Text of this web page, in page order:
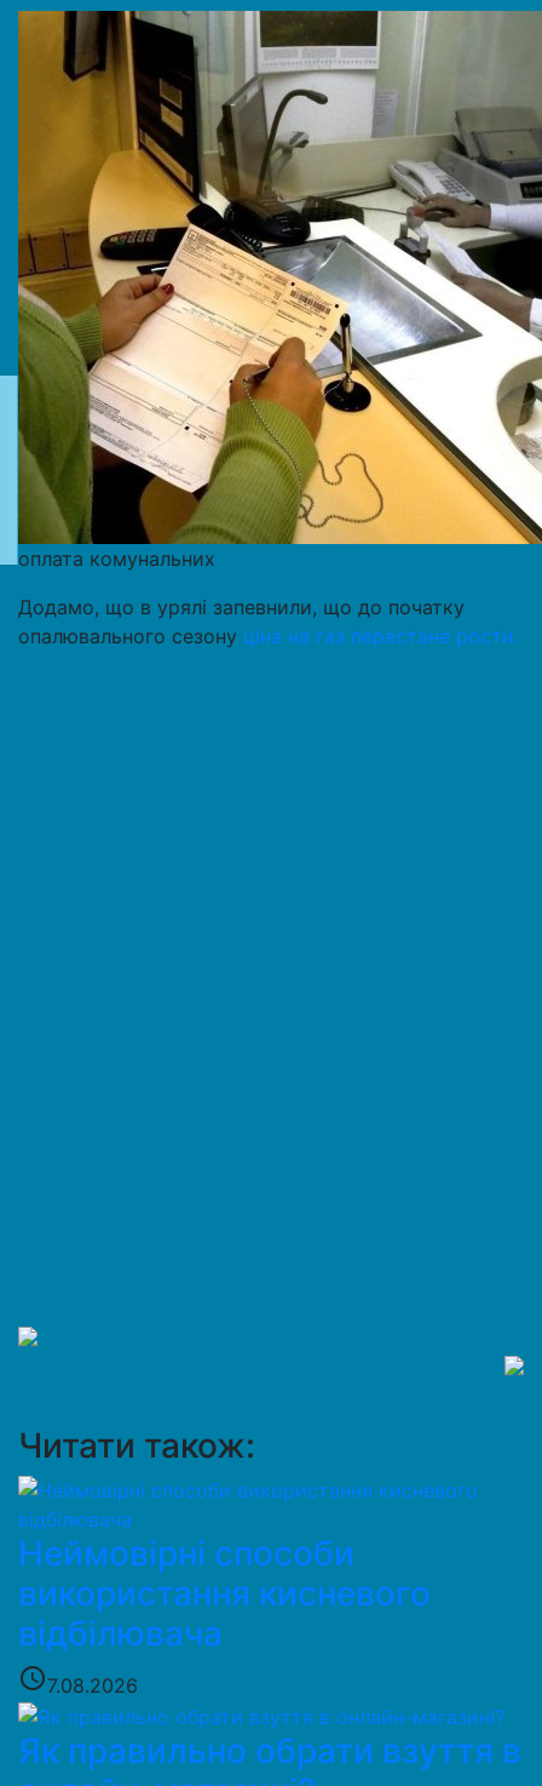
оплата комунальних
Додамо, що в урялі запевнили, що до початку
опалювального сезону ціна на газ перестане рости.
Читати також:
Неймовірні способи
використання кисневого
відбілювача
access_time7.08.2026
Як правильно обрати взуття в